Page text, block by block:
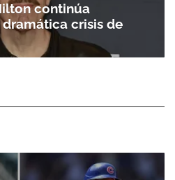
continúa
crisis de